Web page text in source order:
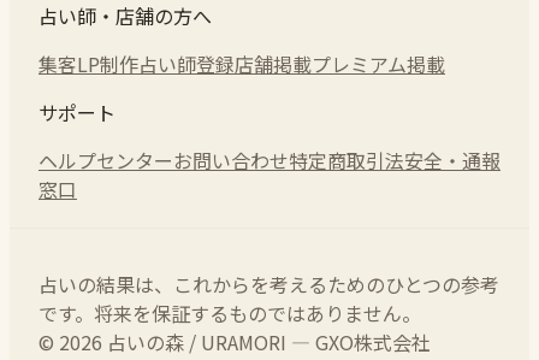
占い師・店舗の方へ
集客LP制作占い師登録店舗掲載プレミアム掲載
サポート
ヘルプセンターお問い合わせ特定商取引法安全・通報
窓口
占いの結果は、これからを考えるためのひとつの参考
です。将来を保証するものではありません。
© 2026 占いの森 / URAMORI — GXO株式会社